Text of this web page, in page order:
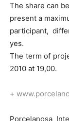
The share can
present a
participant,
yes.
The term of
2010 at 19,00.
+
Porcelanosa